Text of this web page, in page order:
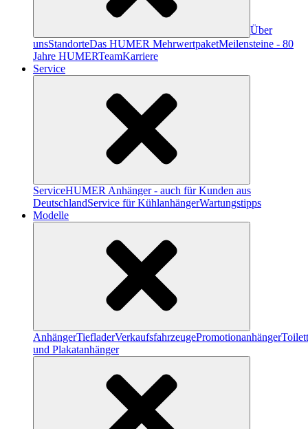
Über
unsStandorteDas HUMER MehrwertpaketMeilensteine - 80
Jahre HUMERTeamKarriere
Service
ServiceHUMER Anhänger - auch für Kunden aus
DeutschlandService für KühlanhängerWartungstipps
Modelle
AnhängerTiefladerVerkaufsfahrzeugePromotionanhänger
und Plakatanhänger